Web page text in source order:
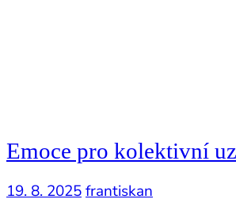
Emoce pro kolektivní
19. 8. 2025frantiskan